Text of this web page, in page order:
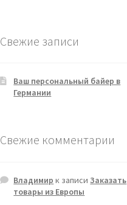
Свежие записи
Ваш персональный байер в
Германии
Свежие комментарии
Владимир к записиЗаказать
товары из Европы